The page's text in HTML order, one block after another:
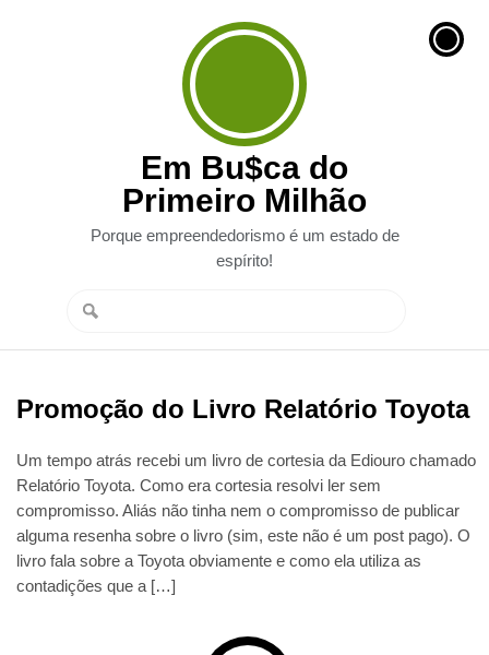
Em Bu$ca do
Primeiro Milhão
Porque empreendedorismo é um estado de
espírito!
Promoção do Livro Relatório Toyota
Um tempo atrás recebi um livro de cortesia da Ediouro chamado
Relatório Toyota. Como era cortesia resolvi ler sem
compromisso. Aliás não tinha nem o compromisso de publicar
alguma resenha sobre o livro (sim, este não é um post pago). O
livro fala sobre a Toyota obviamente e como ela utiliza as
contadições que a […]